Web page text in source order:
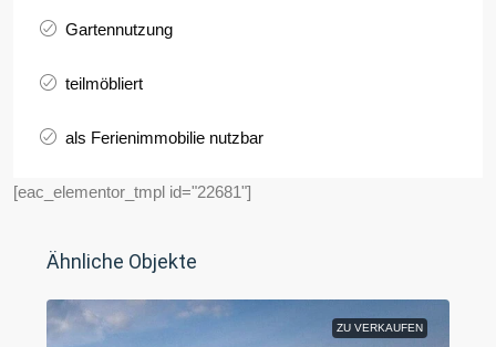
Gartennutzung
teilmöbliert
als Ferienimmobilie nutzbar
[eac_elementor_tmpl id="22681"]
Ähnliche Objekte
ZU VERKAUFEN